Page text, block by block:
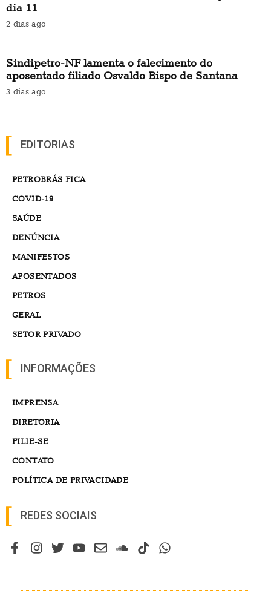
dia 11
2 dias ago
Sindipetro-NF lamenta o falecimento do
aposentado filiado Osvaldo Bispo de Santana
3 dias ago
EDITORIAS
PETROBRÁS FICA
COVID-19
SAÚDE
DENÚNCIA
MANIFESTOS
APOSENTADOS
PETROS
GERAL
SETOR PRIVADO
INFORMAÇÕES
IMPRENSA
DIRETORIA
FILIE-SE
CONTATO
POLÍTICA DE PRIVACIDADE
REDES SOCIAIS